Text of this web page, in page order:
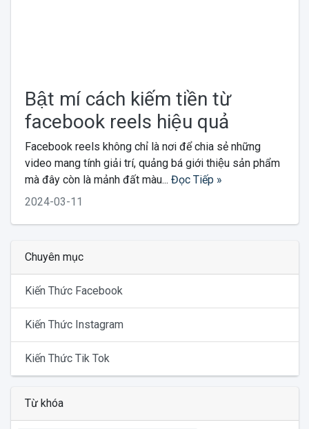
Bật mí cách kiếm tiền từ
facebook reels hiệu quả
Facebook reels không chỉ là nơi để chia sẻ những
video mang tính giải trí, quảng bá giới thiệu sản phẩm
mà đây còn là mảnh đất màu... Đọc Tiếp »
2024-03-11
Chuyên mục
Kiến Thức Facebook
Kiến Thức Instagram
Kiến Thức Tik Tok
Từ khóa